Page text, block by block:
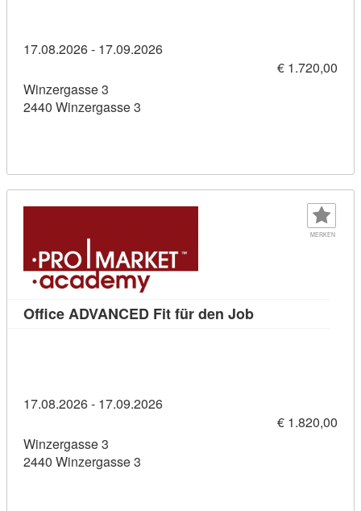
17.08.2026 - 17.09.2026
€ 1.720,00
Winzergasse 3
2440 Winzergasse 3
MERKEN
Office ADVANCED Fit für den JobKursdetail:
17.08.2026 - 17.09.2026
€ 1.820,00
Winzergasse 3
2440 Winzergasse 3